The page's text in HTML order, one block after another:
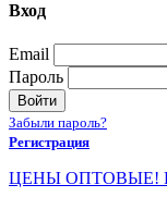
Вход
Email
Пароль
Войти
Забыли пароль?
Регистрация
ЦЕНЫ ОПТОВЫЕ!